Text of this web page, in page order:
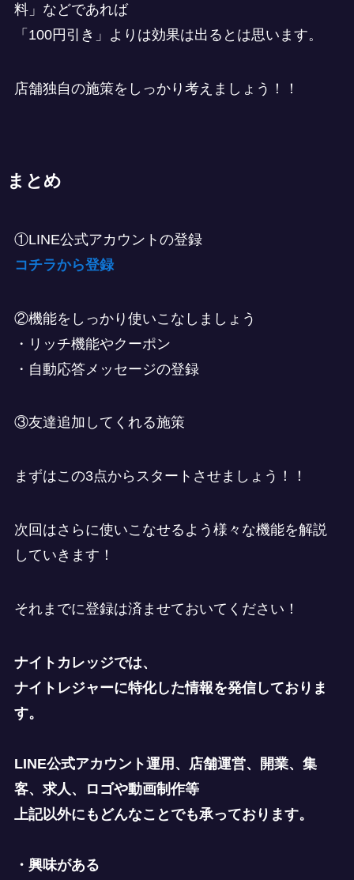
料」などであれば
「100円引き」よりは効果は出るとは思います。
店舗独自の施策をしっかり考えましょう！！
まとめ
①LINE公式アカウントの登録
コチラから登録
②機能をしっかり使いこなしましょう
・リッチ機能やクーポン
・自動応答メッセージの登録
③友達追加してくれる施策
まずはこの3点からスタートさせましょう！！
次回はさらに使いこなせるよう様々な機能を解説
していきます！
それまでに登録は済ませておいてください！
ナイトカレッジでは、
ナイトレジャーに特化した情報を発信しておりま
す。
LINE公式アカウント運用、店舗運営、開業、集
客、求人、ロゴや動画制作等
上記以外にもどんなことでも承っております。
・興味がある